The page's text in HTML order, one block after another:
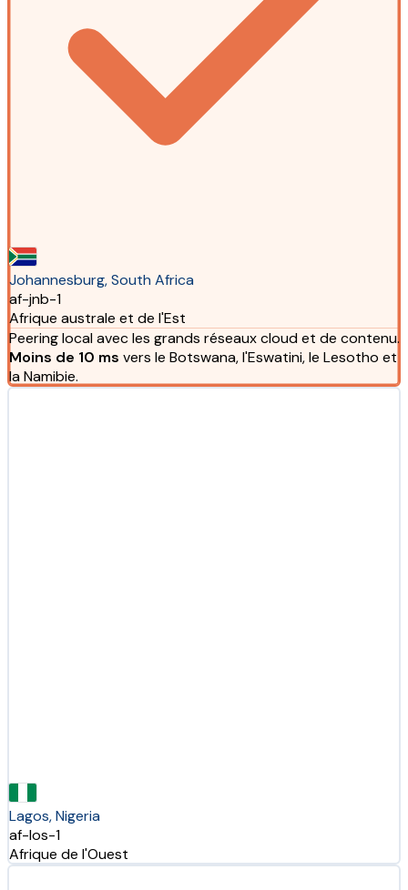
Johannesburg, South Africa
af-jnb-1
Afrique australe et de l'Est
Peering local avec les grands réseaux cloud et de contenu.
Moins de 10 ms vers le Botswana, l'Eswatini, le Lesotho et
la Namibie.
Lagos, Nigeria
af-los-1
Afrique de l'Ouest